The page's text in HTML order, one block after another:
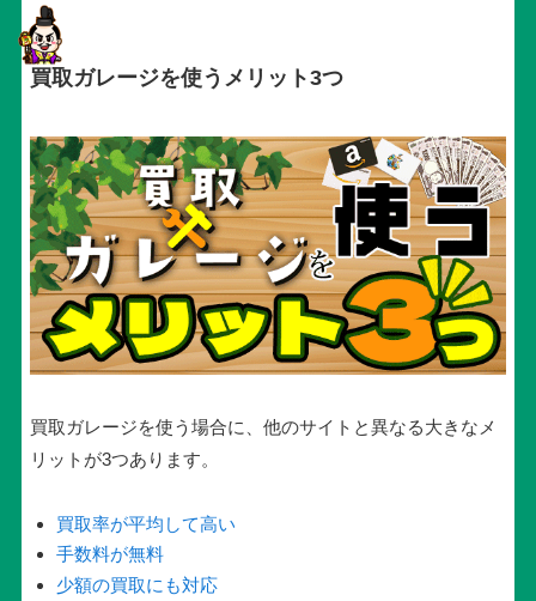
買取ガレージを使うメリット3つ
買取ガレージを使う場合に、他のサイトと異なる大きなメ
リットが3つあります。
買取率が平均して高い
手数料が無料
少額の買取にも対応